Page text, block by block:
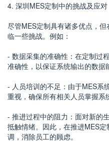
4. 深圳MES定制中的挑战及应对
尽管MES定制具有诸多优点，
临一些挑战。例如：
- 数据采集的准确性：在定制过
准确性，以保证系统输出的数据
- 人员培训的不足：由于MES系
重视，确保所有相关人员掌握系
- 推进过程中的阻力：面对新的
抵触情绪。因此，在推进MES
调，消除员工的顾虑。